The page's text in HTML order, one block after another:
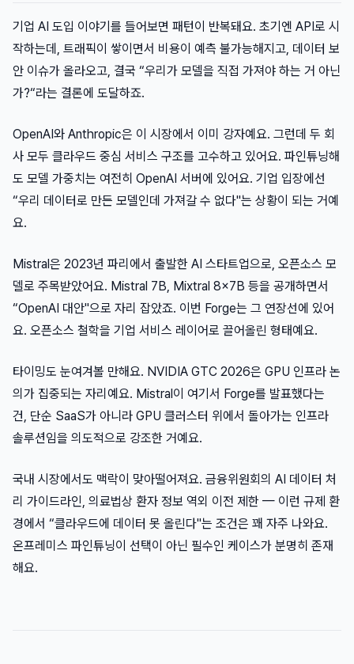
기업 AI 도입 이야기를 들어보면 패턴이 반복돼요. 초기엔 API로 시
작하는데, 트래픽이 쌓이면서 비용이 예측 불가능해지고, 데이터 보
안 이슈가 올라오고, 결국 “우리가 모델을 직접 가져야 하는 거 아닌
가?“라는 결론에 도달하죠.
OpenAI와 Anthropic은 이 시장에서 이미 강자예요. 그런데 두 회
사 모두 클라우드 중심 서비스 구조를 고수하고 있어요. 파인튜닝해
도 모델 가중치는 여전히 OpenAI 서버에 있어요. 기업 입장에선
“우리 데이터로 만든 모델인데 가져갈 수 없다"는 상황이 되는 거예
요.
Mistral은 2023년 파리에서 출발한 AI 스타트업으로, 오픈소스 모
델로 주목받았어요. Mistral 7B, Mixtral 8x7B 등을 공개하면서
“OpenAI 대안"으로 자리 잡았죠. 이번 Forge는 그 연장선에 있어
요. 오픈소스 철학을 기업 서비스 레이어로 끌어올린 형태예요.
타이밍도 눈여겨볼 만해요. NVIDIA GTC 2026은 GPU 인프라 논
의가 집중되는 자리예요. Mistral이 여기서 Forge를 발표했다는
건, 단순 SaaS가 아니라 GPU 클러스터 위에서 돌아가는 인프라
솔루션임을 의도적으로 강조한 거예요.
국내 시장에서도 맥락이 맞아떨어져요. 금융위원회의 AI 데이터 처
리 가이드라인, 의료법상 환자 정보 역외 이전 제한 — 이런 규제 환
경에서 “클라우드에 데이터 못 올린다"는 조건은 꽤 자주 나와요.
온프레미스 파인튜닝이 선택이 아닌 필수인 케이스가 분명히 존재
해요.